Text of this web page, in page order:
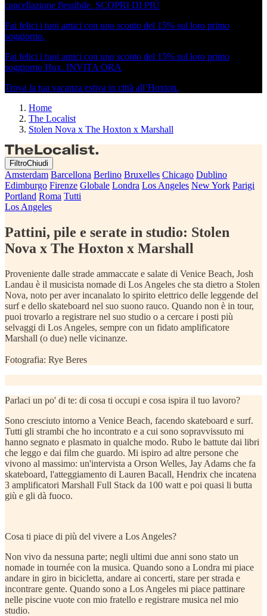
cancellazione flessibile. SCOPRI DI PIÙ
Fai felici i tuoi amici con uno sconto del 15% sul loro primo
soggiorno.
Fai felici i tuoi amici con uno sconto del 15% sul loro primo
soggiorno Hox. INVITA ORA
Trova la tua vacanza estiva in città all’Hoxton.
Home
The Localist
Stolen Nova x The Hoxton x Marshall
FiltroChiudi
Amsterdam Barcellona Berlino Bruxelles Chicago Dublino
Edimburgo Firenze Globale Londra Los Angeles New York Parigi
Portland Roma Tutti
Los Angeles
Pattini, pile e serate in studio: Stolen
Nova x The Hoxton x Marshall
Proveniente dalle strade ammaccate e salate di Venice Beach, Josh
Landau è il musicista nomade di Los Angeles che sta dietro a Stolen
Nova, noto per aver incanalato lo spirito elettrico delle leggende del
surf e dello skateboard nel suo suono rauco. Quando non è in tour,
puoi trovarlo a registrare nel suo studio o a cercare i posti più
selvaggi di Los Angeles, sempre con un fidato amplificatore
Marshall (o due) nelle vicinanze.
Fotografia: Rye Beres
Parlaci un po' di te: di cosa ti occupi e cosa ispira il tuo lavoro?
Sono cresciuto intorno a Venice Beach, facendo skateboard e surf.
Tutti gli strambi che ho incontrato e a cui sono sopravvissuto mi
hanno segnato e plasmato in qualche modo. Rubo le battute dai libri
che leggo e dai film che guardo. Mi ispiro ad altre persone che
vivono al massimo: un'intervista a Orson Welles, Jay Adams che fa
skateboard, l'atteggiamento di Lauren Bacall, Hendrix che incatena
3 amplificatori Marshall Full Stack da 100 watt e poi quasi li butta
giù e gli dà fuoco.
Cosa ti piace di più del vivere a Los Angeles?
Non vivo da nessuna parte; negli ultimi due anni sono stato un
nomade in tournée con la musica. Quando sono a Londra mi piace
andare in giro in bicicletta, andare ai concerti, stare per strada e
incontrare gente. Quando sono a Los Angeles mi piace pattinare
nelle piscine vuote con mio fratello e registrare musica nel mio
studio.